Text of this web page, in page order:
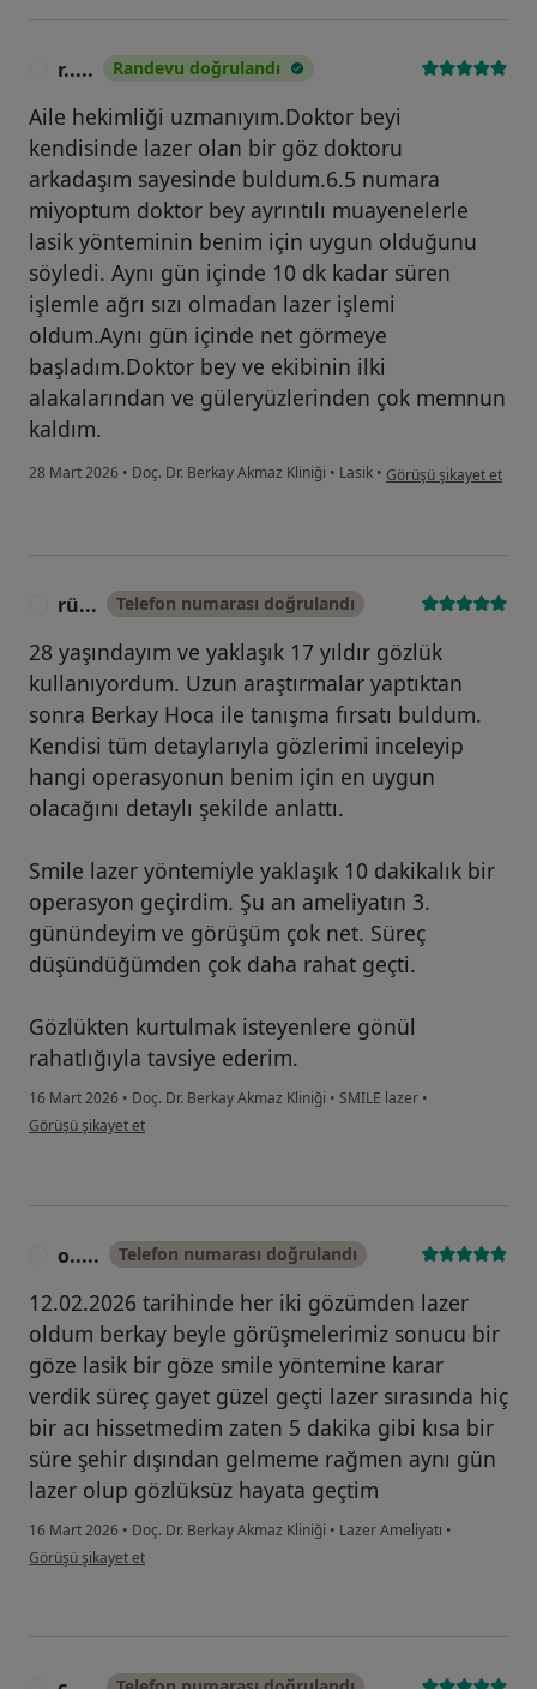
r..... Randevu doğrulandı
Aile hekimliği uzmanıyım.Doktor beyi
kendisinde lazer olan bir göz doktoru
arkadaşım sayesinde buldum.6.5 numara
miyoptum doktor bey ayrıntılı muayenelerle
lasik yönteminin benim için uygun olduğunu
söyledi. Aynı gün içinde 10 dk kadar süren
işlemle ağrı sızı olmadan lazer işlemi
oldum.Aynı gün içinde net görmeye
başladım.Doktor bey ve ekibinin ilki
alakalarından ve güleryüzlerinden çok memnun
kaldım.
28 Mart 2026 • Doç. Dr. Berkay Akmaz Kliniği • Lasik • kullanıcının görüşüne
Görüşü şikayet et
rü... Telefon numarası doğrulandı
28 yaşındayım ve yaklaşık 17 yıldır gözlük
kullanıyordum. Uzun araştırmalar yaptıktan
sonra Berkay Hoca ile tanışma fırsatı buldum.
Kendisi tüm detaylarıyla gözlerimi inceleyip
hangi operasyonun benim için en uygun
olacağını detaylı şekilde anlattı.
Smile lazer yöntemiyle yaklaşık 10 dakikalık bir
operasyon geçirdim. Şu an ameliyatın 3.
günündeyim ve görüşüm çok net. Süreç
düşündüğümden çok daha rahat geçti.
Gözlükten kurtulmak isteyenlere gönül
rahatlığıyla tavsiye ederim.
16 Mart 2026 • Doç. Dr. Berkay Akmaz Kliniği • SMILE lazer •
kullanıcının görüşüne göre rü...
Görüşü şikayet et
o..... Telefon numarası doğrulandı
12.02.2026 tarihinde her iki gözümden lazer
oldum berkay beyle görüşmelerimiz sonucu bir
göze lasik bir göze smile yöntemine karar
verdik süreç gayet güzel geçti lazer sırasında hiç
bir acı hissetmedim zaten 5 dakika gibi kısa bir
süre şehir dışından gelmeme rağmen aynı gün
lazer olup gözlüksüz hayata geçtim
16 Mart 2026 • Doç. Dr. Berkay Akmaz Kliniği • Lazer Ameliyatı •
kullanıcının görüşüne göre o.....
Görüşü şikayet et